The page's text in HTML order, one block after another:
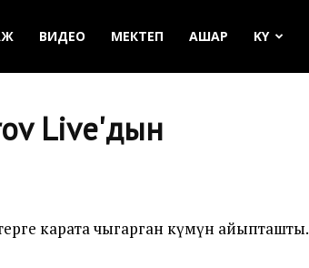
ВИДЕО МЕКТЕП АШАР KY
Live'дын
карата чыгарган өкүмүн айыпташты.